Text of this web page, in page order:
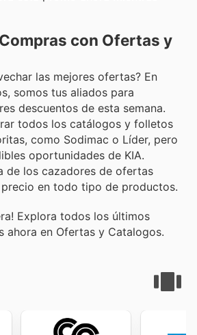
con Ofertas y
las mejores ofertas? En
somos tus aliados para
descuentos de esta semana.
todos los catálogos y folletos
como Sodimac o Líder, pero
oportunidades de KIA.
de los cazadores de ofertas
en todo tipo de productos.
Explora todos los últimos
ahora en Ofertas y Catalogos.